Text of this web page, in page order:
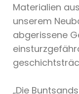
Materialien
unserem
abgerissene
„Die